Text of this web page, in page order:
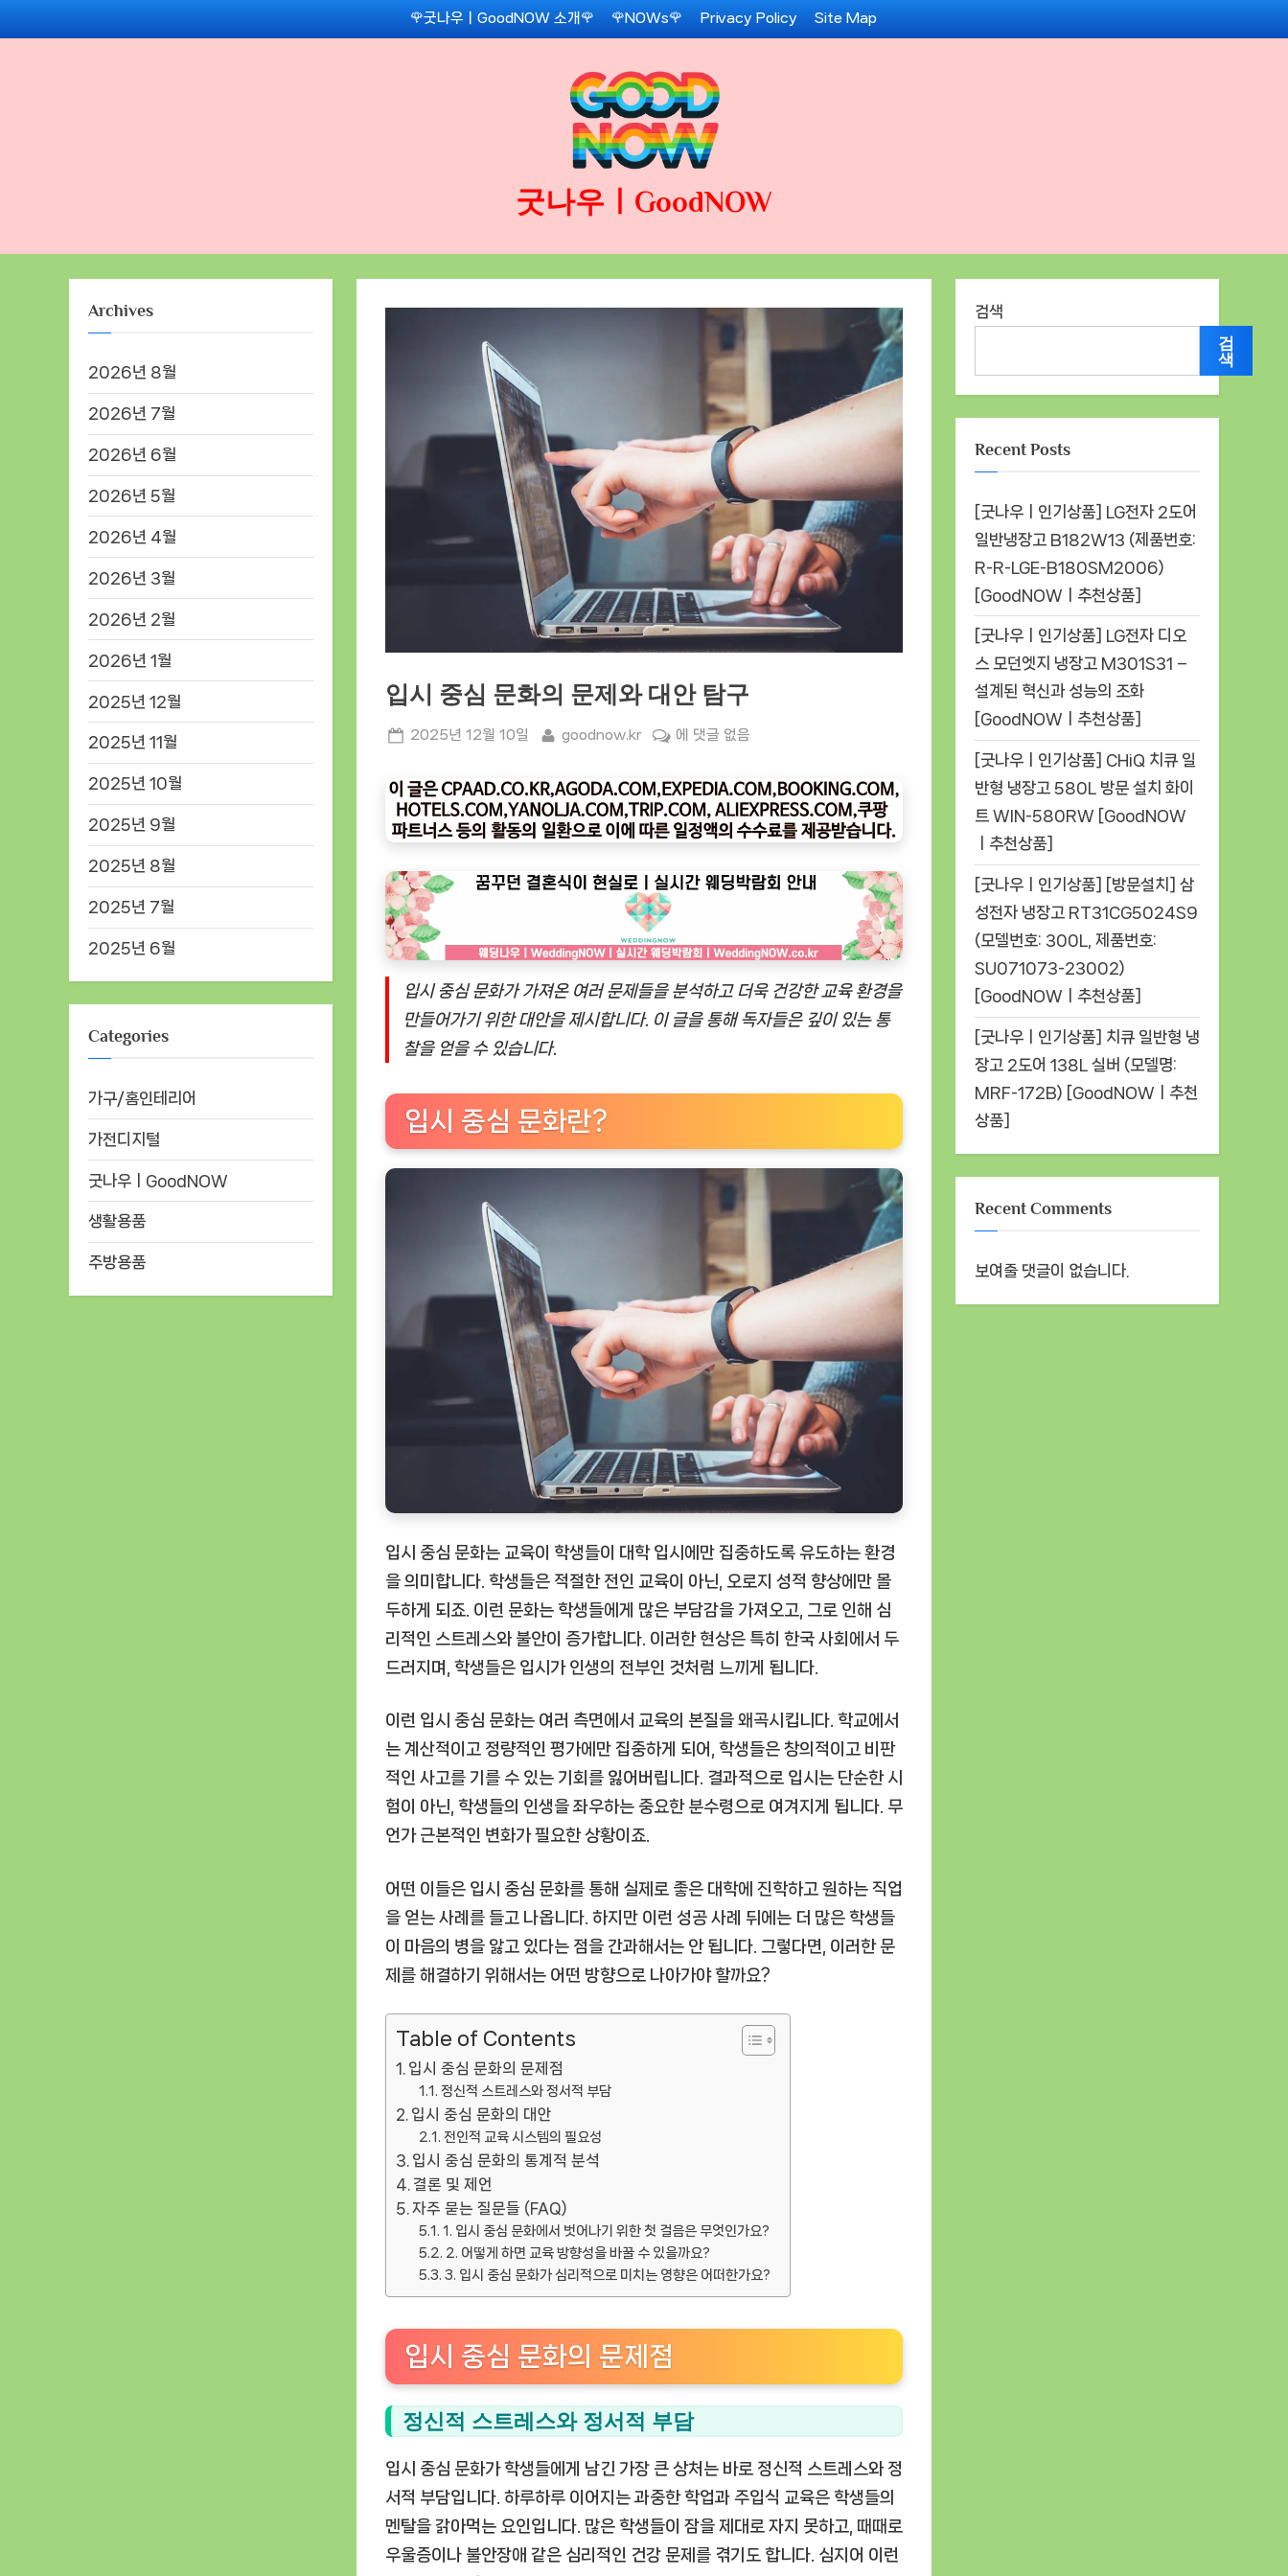
to
🌹굿나우ㅣGoodNOW 소개🌹 🌹NOWs🌹 Privacy Policy Site Map
굿나우ㅣGoodNOW
입시 중심 문화의 문제와 대안 탐구
Posted
2025년 12월 10일 By
goodnow.kr
입
중
심
문
의
와
대
안
에 댓글 없음
입시 중심 문화가 가져온 여러 문제들을 분석하고 더욱 건강한 교육 환경을
만들어가기 위한 대안을 제시합니다. 이 글을 통해 독자들은 깊이 있는 통
찰을 얻을 수 있습니다.
입시 중심 문화란?
입시 중심 문화는 교육이 학생들이 대학 입시에만 집중하도록 유도하는 환경
을 의미합니다. 학생들은 적절한 전인 교육이 아닌, 오로지 성적 향상에만 몰
두하게 되죠. 이런 문화는 학생들에게 많은 부담감을 가져오고, 그로 인해 심
리적인 스트레스와 불안이 증가합니다. 이러한 현상은 특히 한국 사회에서 두
드러지며, 학생들은 입시가 인생의 전부인 것처럼 느끼게 됩니다.
이런 입시 중심 문화는 여러 측면에서 교육의 본질을 왜곡시킵니다. 학교에서
는 계산적이고 정량적인 평가에만 집중하게 되어, 학생들은 창의적이고 비판
적인 사고를 기를 수 있는 기회를 잃어버립니다. 결과적으로 입시는 단순한 시
험이 아닌, 학생들의 인생을 좌우하는 중요한 분수령으로 여겨지게 됩니다. 무
언가 근본적인 변화가 필요한 상황이죠.
어떤 이들은 입시 중심 문화를 통해 실제로 좋은 대학에 진학하고 원하는 직업
을 얻는 사례를 들고 나옵니다. 하지만 이런 성공 사례 뒤에는 더 많은 학생들
이 마음의 병을 앓고 있다는 점을 간과해서는 안 됩니다. 그렇다면, 이러한 문
제를 해결하기 위해서는 어떤 방향으로 나아가야 할까요?
Table of Contents
입시 중심 문화의 문제점
정신적 스트레스와 정서적 부담
입시 중심 문화의 대안
전인적 교육 시스템의 필요성
입시 중심 문화의 통계적 분석
결론 및 제언
자주 묻는 질문들 (FAQ)
1. 입시 중심 문화에서 벗어나기 위한 첫 걸음은 무엇인가요?
2. 어떻게 하면 교육 방향성을 바꿀 수 있을까요?
3. 입시 중심 문화가 심리적으로 미치는 영향은 어떠한가요?
입시 중심 문화의 문제점
정신적 스트레스와 정서적 부담
입시 중심 문화가 학생들에게 남긴 가장 큰 상처는 바로 정신적 스트레스와 정
서적 부담입니다. 하루하루 이어지는 과중한 학업과 주입식 교육은 학생들의
멘탈을 갉아먹는 요인입니다. 많은 학생들이 잠을 제대로 자지 못하고, 때때로
우울증이나 불안장애 같은 심리적인 건강 문제를 겪기도 합니다. 심지어 이런
Archives
2026년 8월
2026년 7월
2026년 6월
2026년 5월
2026년 4월
2026년 3월
2026년 2월
2026년 1월
2025년 12월
2025년 11월
2025년 10월
2025년 9월
2025년 8월
2025년 7월
2025년 6월
Categories
가구/홈인테리어
가전디지털
굿나우ㅣGoodNOW
생활용품
주방용품
검색
검
색
Recent Posts
[굿나우ㅣ인기상품] LG전자 2도어
일반냉장고 B182W13 (제품번호:
R-R-LGE-B180SM2006)
[GoodNOWㅣ추천상품]
[굿나우ㅣ인기상품] LG전자 디오
스 모던엣지 냉장고 M301S31 –
설계된 혁신과 성능의 조화
[GoodNOWㅣ추천상품]
[굿나우ㅣ인기상품] CHiQ 치큐 일
반형 냉장고 580L 방문 설치 화이
트 WIN-580RW [GoodNOW
ㅣ추천상품]
[굿나우ㅣ인기상품] [방문설치] 삼
성전자 냉장고 RT31CG5024S9
(모델번호: 300L, 제품번호:
SU071073-23002)
[GoodNOWㅣ추천상품]
[굿나우ㅣ인기상품] 치큐 일반형 냉
장고 2도어 138L 실버 (모델명:
MRF-172B) [GoodNOWㅣ추천
상품]
Recent Comments
보여줄 댓글이 없습니다.